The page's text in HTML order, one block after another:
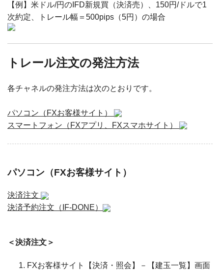
【例】米ドル/円のIFD新規買（決済売）、150円/ドルで1
次約定、トレール幅＝500pips（5円）の場合
トレール注文の発注方法
各チャネルの発注方法は次のとおりです。
パソコン（FXお客様サイト）
スマートフォン（FXアプリ、FXスマホサイト）
パソコン（FXお客様サイト）
決済注文
決済予約注文（IF-DONE）
＜決済注文＞
FXお客様サイト【決済・照会】－【建玉一覧】画面